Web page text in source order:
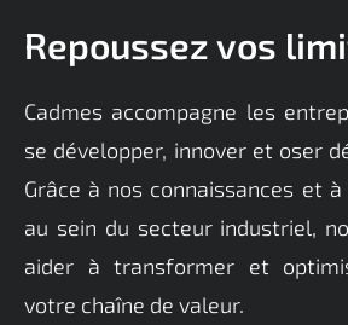
Repoussez vos
Cadmes accompagne les
se développer, innover et oser
Grâce à nos connaissances et
au sein du secteur industriel,
aider à transformer et
votre chaîne de valeur.